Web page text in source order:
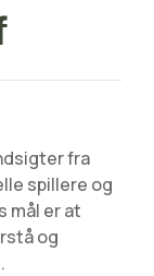
fra
spillere og
mål er at
og